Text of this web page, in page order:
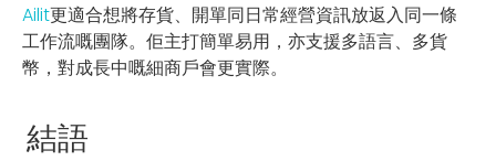
Ailit更適合想將存貨、開單同日常經營資訊放返入同一條
工作流嘅團隊。佢主打簡單易用，亦支援多語言、多貨
幣，對成長中嘅細商戶會更實際。
結語